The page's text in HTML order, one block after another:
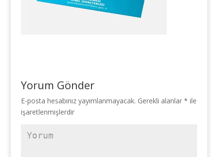
Yorum Gönder
E-posta hesabınız yayımlanmayacak. Gerekli alanlar * ile
işaretlenmişlerdir